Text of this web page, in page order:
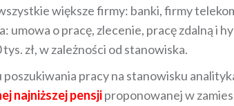
większe firmy: banki, firmy
o pracę, zlecenie, pracę zdalną i
zł, w zależności od stanowiska.
pracy na stanowisku
najniższej pensjiproponowanej w